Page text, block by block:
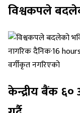
विश्वकपले
नागरिक दैनिक·16
वर्गीकृत नगरिएको
केन्द्रीय बैंक